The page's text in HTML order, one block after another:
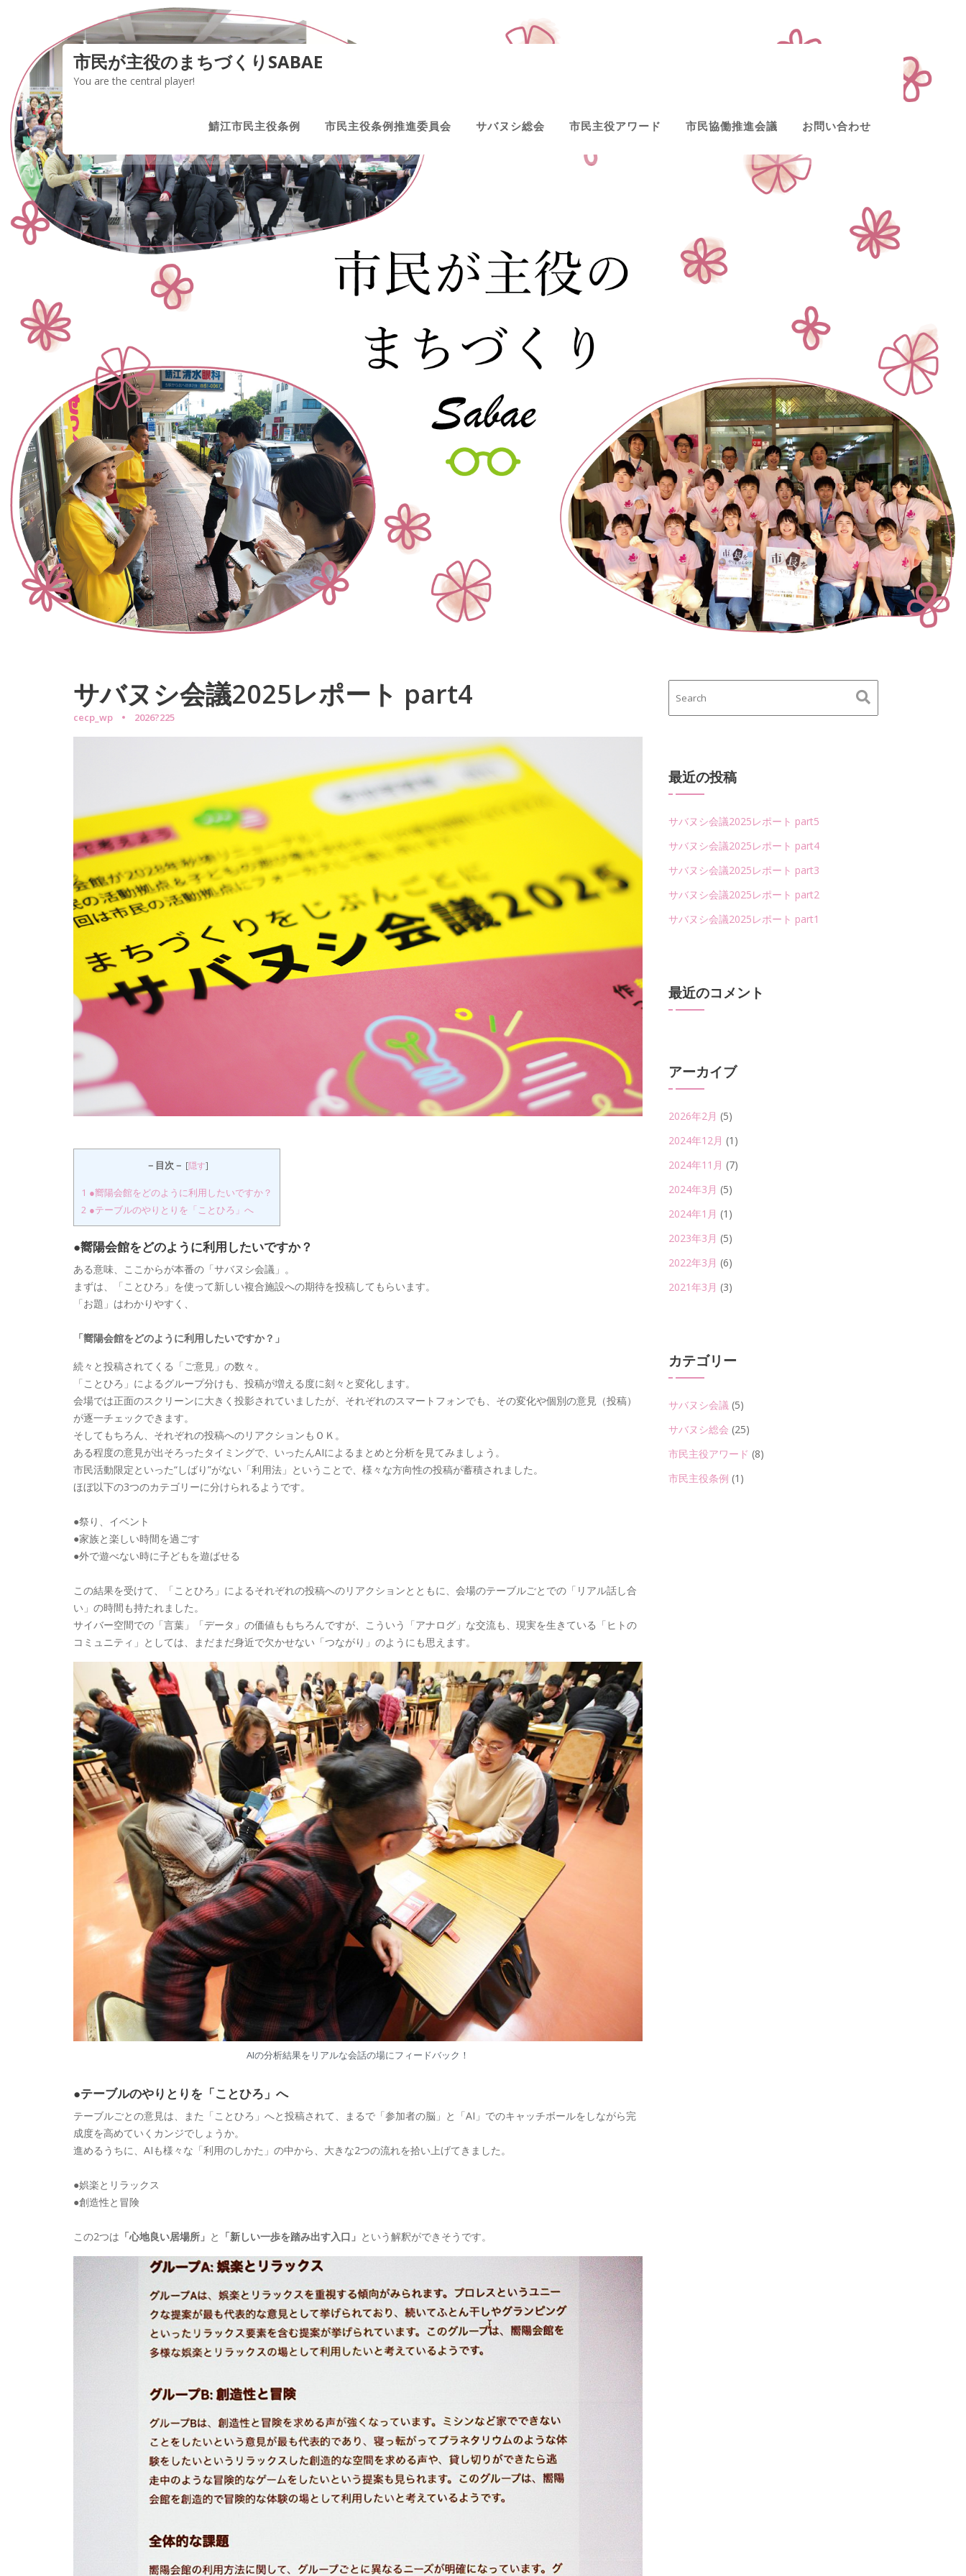
市民が主役のまちづくりSABAE
You are the central player!
鯖江市民主役条例 市民主役条例推進委員会 サバヌシ総会 市民主役アワード 市民協働推進会議 お問い合わせ
サバヌシ会議2025レポート part4
cecp_wp 2026?225
－目次－ [隠す]
1 ●嚮陽会館をどのように利用したいですか？
2 ●テーブルのやりとりを「ことひろ」へ
●嚮陽会館をどのように利用したいですか？
ある意味、ここからが本番の「サバヌシ会議」。
まずは、「ことひろ」を使って新しい複合施設への期待を投稿してもらいます。
「お題」はわかりやすく、
「嚮陽会館をどのように利用したいですか？」
続々と投稿されてくる「ご意見」の数々。
「ことひろ」によるグループ分けも、投稿が増える度に刻々と変化します。
会場では正面のスクリーンに大きく投影されていましたが、それぞれのスマートフォンでも、その変化や個別の意見（投稿）
が逐一チェックできます。
そしてもちろん、それぞれの投稿へのリアクションもＯＫ。
ある程度の意見が出そろったタイミングで、いったんAIによるまとめと分析を見てみましょう。
市民活動限定といった“しばり”がない「利用法」ということで、様々な方向性の投稿が蓄積されました。
ほぼ以下の3つのカテゴリーに分けられるようです。
●祭り、イベント
●家族と楽しい時間を過ごす
●外で遊べない時に子どもを遊ばせる
この結果を受けて、「ことひろ」によるそれぞれの投稿へのリアクションとともに、会場のテーブルごとでの「リアル話し合
い」の時間も持たれました。
サイバー空間での「言葉」「データ」の価値ももちろんですが、こういう「アナログ」な交流も、現実を生きている「ヒトの
コミュニティ」としては、まだまだ身近で欠かせない「つながり」のようにも思えます。
AIの分析結果をリアルな会話の場にフィードバック！
●テーブルのやりとりを「ことひろ」へ
テーブルごとの意見は、また「ことひろ」へと投稿されて、まるで「参加者の脳」と「AI」でのキャッチボールをしながら完
成度を高めていくカンジでしょうか。
進めるうちに、AIも様々な「利用のしかた」の中から、大きな2つの流れを拾い上げてきました。
●娯楽とリラックス
●創造性と冒険
この2つは 「心地良い居場所」 と 「新しい一歩を踏み出す入口」 という解釈ができそうです。
最近の投稿
サバヌシ会議2025レポート part5
サバヌシ会議2025レポート part4
サバヌシ会議2025レポート part3
サバヌシ会議2025レポート part2
サバヌシ会議2025レポート part1
最近のコメント
アーカイブ
2026年2月 (5)
2024年12月 (1)
2024年11月 (7)
2024年3月 (5)
2024年1月 (1)
2023年3月 (5)
2022年3月 (6)
2021年3月 (3)
カテゴリー
サバヌシ会議 (5)
サバヌシ総会 (25)
市民主役アワード (8)
市民主役条例 (1)